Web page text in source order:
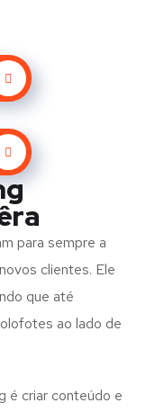
para sempre a
clientes. Ele
que até
ao lado de
é criar conteúdo e